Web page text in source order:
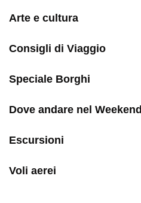
Arte e cultura
Consigli di Viaggio
Speciale Borghi
Dove andare nel Weekend
Escursioni
Voli aerei